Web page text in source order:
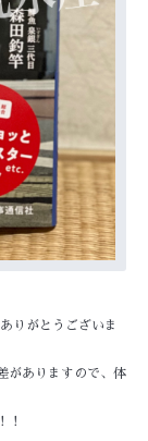
りがとうございま
がありますので、体
！